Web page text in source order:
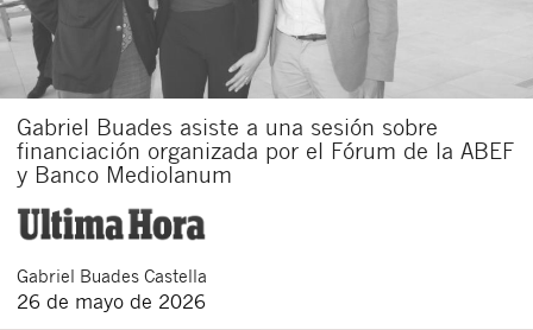
Gabriel Buades asiste a una sesión sobre
financiación organizada por el Fórum de la ABEF
y Banco Mediolanum
Gabriel Buades Castella
26 de mayo de 2026